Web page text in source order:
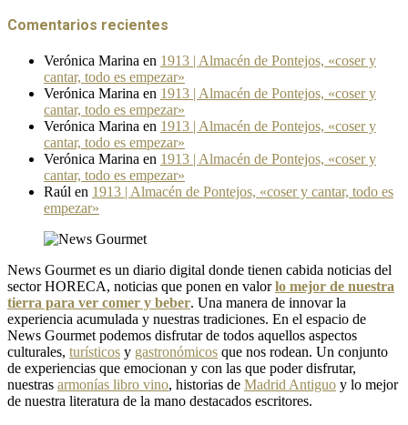
Comentarios recientes
Verónica Marina en 1913 | Almacén de Pontejos, «coser y
cantar, todo es empezar»
Verónica Marina en 1913 | Almacén de Pontejos, «coser y
cantar, todo es empezar»
Verónica Marina en 1913 | Almacén de Pontejos, «coser y
cantar, todo es empezar»
Verónica Marina en 1913 | Almacén de Pontejos, «coser y
cantar, todo es empezar»
Raúl en 1913 | Almacén de Pontejos, «coser y cantar, todo es
empezar»
News Gourmet es un diario digital donde tienen cabida noticias del
sector HORECA, noticias que ponen en valorlo mejor de nuestra
tierra para ver comer y beber. Una manera de innovar la
experiencia acumulada y nuestras tradiciones. En el espacio de
News Gourmet podemos disfrutar de todos aquellos aspectos
culturales, turísticos y gastronómicos que nos rodean. Un conjunto
de experiencias que emocionan y con las que poder disfrutar,
nuestras armonías libro vino, historias de Madrid Antiguo y lo mejor
de nuestra literatura de la mano destacados escritores.